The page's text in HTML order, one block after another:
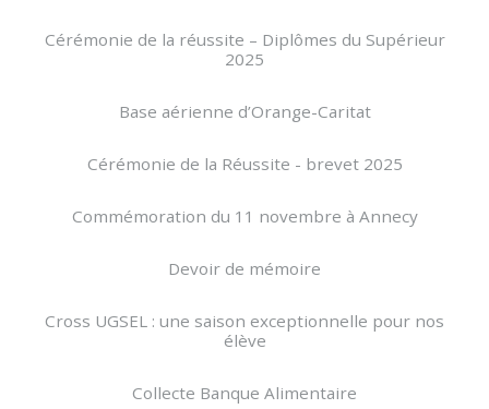
Cérémonie de la réussite – Diplômes du Supérieur
2025
Base aérienne d’Orange-Caritat
Cérémonie de la Réussite - brevet 2025
Commémoration du 11 novembre à Annecy
Devoir de mémoire
Cross UGSEL : une saison exceptionnelle pour nos
élève
Collecte Banque Alimentaire